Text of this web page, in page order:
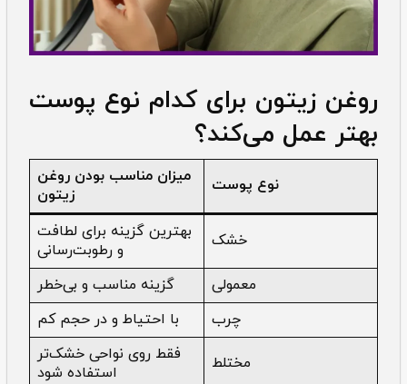
روغن زیتون برای کدام نوع پوست
بهتر عمل می‌کند؟
نوع پوست
میزان مناسب بودن روغن
زیتون
خشک
بهترین گزینه برای لطافت
و رطوبت‌رسانی
معمولی
گزینه مناسب و بی‌خطر
چرب
با احتیاط و در حجم کم
مختلط
فقط روی نواحی خشک‌تر
استفاده شود